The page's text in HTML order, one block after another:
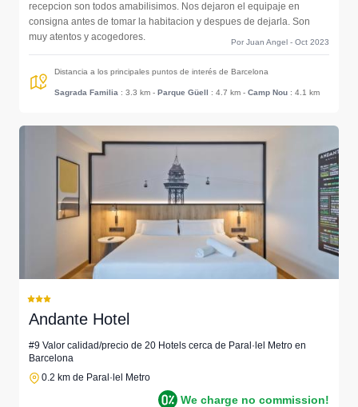
recepcion son todos amabilisimos. Nos dejaron el equipaje en
consigna antes de tomar la habitacion y despues de dejarla. Son
muy atentos y acogedores.
Por Juan Angel - Oct 2023
Distancia a los principales puntos de interés de Barcelona
Sagrada Familia : 3.3 km - Parque Güell : 4.7 km - Camp Nou : 4.1 km
Andante Hotel
#9 Valor calidad/precio de 20 Hotels cerca de Paral·lel Metro en
Barcelona
0.2 km de Paral·lel Metro
We charge no commission!